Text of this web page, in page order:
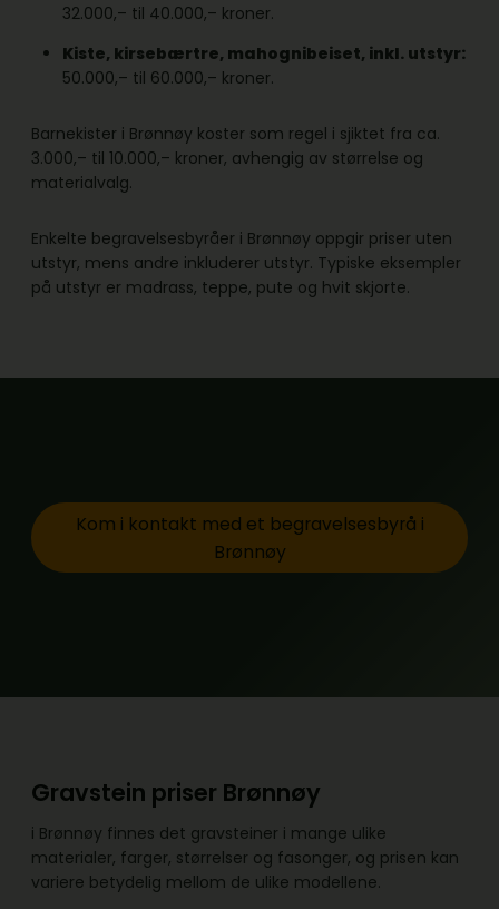
32.000,– til 40.000,– kroner.
Kiste, kirsebærtre, mahognibeiset, inkl. utstyr:
50.000,– til 60.000,– kroner.
Barnekister i Brønnøy koster som regel i sjiktet fra ca.
3.000,– til 10.000,– kroner, avhengig av størrelse og
materialvalg.
Enkelte begravelsesbyråer i Brønnøy oppgir priser uten
utstyr, mens andre inkluderer utstyr. Typiske eksempler
på utstyr er madrass, teppe, pute og hvit skjorte.
Kom i kontakt med et begravelsesbyrå i
Brønnøy
Gravstein priser Brønnøy
i Brønnøy finnes det gravsteiner i mange ulike
materialer, farger, størrelser og fasonger, og prisen kan
variere betydelig mellom de ulike modellene.